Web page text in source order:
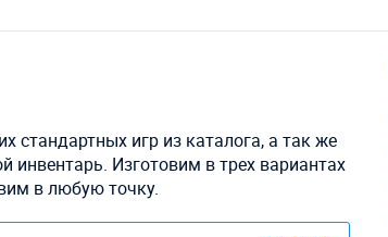
стандартных игр из каталога, а так же
инвентарь. Изготовим в трех вариантах
в любую точку.